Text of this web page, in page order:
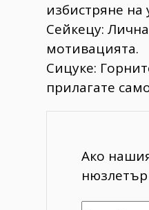
избистряне на
Сейкецу:
мотивацията.
Сицуке:
прилагате
Ако
нюзлетър